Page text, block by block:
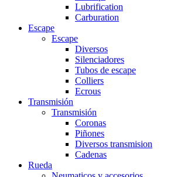
Lubrification
Carburation
Escape
Escape
Diversos
Silenciadores
Tubos de escape
Colliers
Ecrous
Transmisión
Transmisión
Coronas
Piñones
Diversos transmision
Cadenas
Rueda